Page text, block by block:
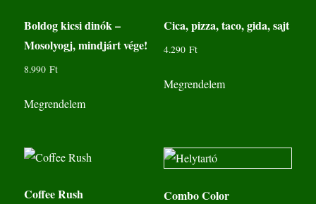
Boldog kicsi dinók –
Mosolyogj, mindjárt vége!
8.990Ft
Megrendelem
Cica, pizza, taco, gida, sajt
4.290 Ft
Megrendelem
Coffee Rush Combo Color